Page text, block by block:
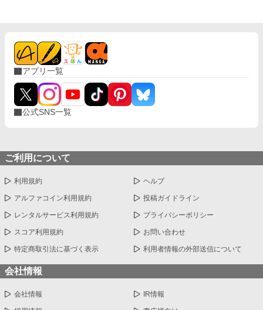
● 世界観はひよこの想像力全開の世界です。
最強の領主となったレオンは、 「好き勝手やった報い？ しらん
な」と華麗にスルーし、 今日ものんびり温泉につかるのだった。
ついでに「真の愛」まで手に入れて、レオンの楽園ライフは続く
──！
アプリ一覧
公式SNS一覧
ご利用について
利用規約 ヘルプ
アルファコイン利用規約 投稿ガイドライン
レンタルサービス利用規約 プライバシーポリシー
スコア利用規約 お問い合わせ
特定商取引法に基づく表示 利用者情報の外部送信について
会社情報
会社情報 IR情報